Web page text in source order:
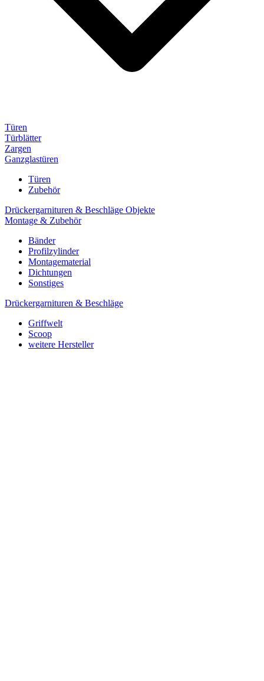
Türen
Türblätter
Zargen
Ganzglastüren
Türen
Zubehör
Drückergarnituren & Beschläge Objekte
Montage & Zubehör
Bänder
Profilzylinder
Montagematerial
Dichtungen
Sonstiges
Drückergarnituren & Beschläge
Griffwelt
Scoop
weitere Hersteller